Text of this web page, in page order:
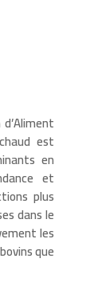
est
en
et
plus
dans le
les
que